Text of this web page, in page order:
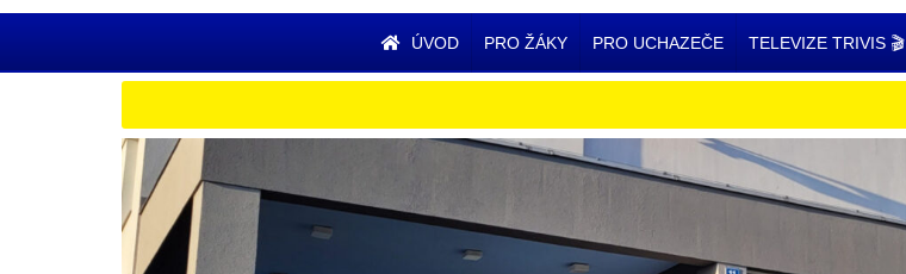
ÚVOD PRO ŽÁKY PRO UCHAZEČE TELEVIZE TRIVIS 🎬